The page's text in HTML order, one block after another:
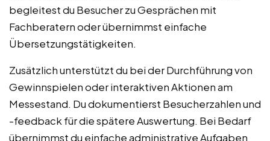
begleitest du Besucher zu Gesprächen mit
Fachberatern oder übernimmst einfache
Übersetzungstätigkeiten.
Zusätzlich unterstützt du bei der Durchführung von
Gewinnspielen oder interaktiven Aktionen am
Messestand. Du dokumentierst Besucherzahlen und
-feedback für die spätere Auswertung. Bei Bedarf
übernimmst du einfache administrative Aufgaben